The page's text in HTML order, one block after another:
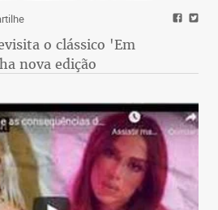
o clássico 'Em
nova edição